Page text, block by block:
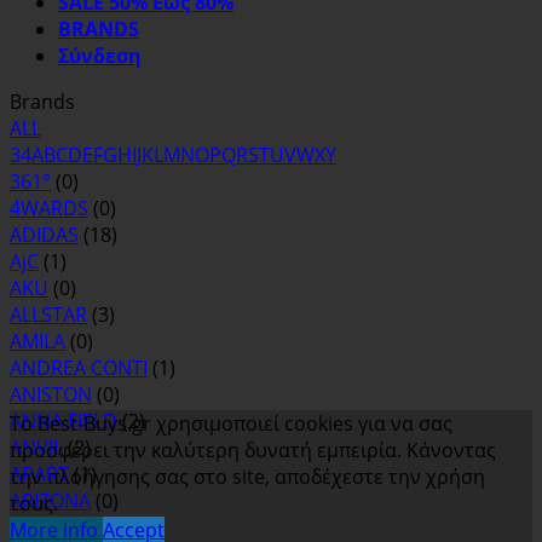
BRANDS
Σύνδεση
Brands
ALL
34ABCDEFGHIJKLMNOPQRSTUVWXY
361° (0)
4WARDS (0)
ADIDAS (18)
AjC (1)
AKU (0)
ALLSTAR (3)
AMILA (0)
ANDREA CONTI (1)
ANISTON (0)
ANNA FIELD(2)
ANVIL(2)
APART(1)
ARIZONA (0)
ASH(0)
Το Best-Buys.gr χρησιμοποιεί cookies για να σας
προσφέρει την καλύτερη δυνατή εμπειρία. Κάνοντας
την πλοήγησης σας στο site, αποδέχεστε την χρήση
τους.
More info Accept